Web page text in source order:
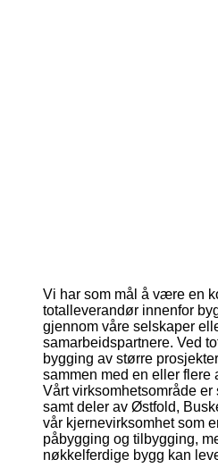
Vi har som mål å være en
totalleverandør innenfor
gjennom våre selskaper
samarbeidspartnere. Ved
bygging av større
sammen med en eller flere
Vårt virksomhetsområde er
samt deler av Østfold,
vår kjernevirksomhet som
påbygging og tilbygging,
nøkkelferdige bygg kan